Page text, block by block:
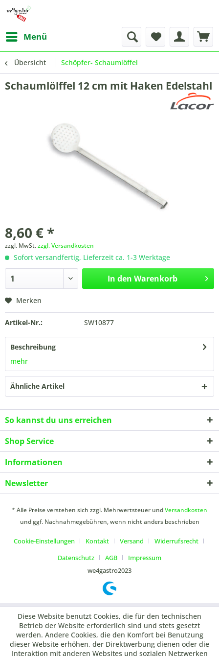
Menü
Übersicht Schöpfer- Schaumlöffel
Schaumlölffel 12 cm mit Haken Edelstahl
8,60 € *
zzgl. MwSt.zzgl. Versandkosten
Sofort versandfertig, Lieferzeit ca. 1-3 Werktage
In den Warenkorb
Merken
Artikel-Nr.: SW10877
Beschreibung
mehr
Ähnliche Artikel
So kannst du uns erreichen
Shop Service
Informationen
Newsletter
* Alle Preise verstehen sich zzgl. Mehrwertsteuer undVersandkosten
und ggf. Nachnahmegebühren, wenn nicht anders beschrieben
Cookie-Einstellungen Kontakt Versand
Widerrufsrecht
Datenschutz
AGB
Impressum
we4gastro2023
Diese Website benutzt Cookies, die für den technischen
Betrieb der Website erforderlich sind und stets gesetzt
werden. Andere Cookies, die den Komfort bei Benutzung
dieser Website erhöhen, der Direktwerbung dienen oder die
Interaktion mit anderen Websites und sozialen Netzwerken